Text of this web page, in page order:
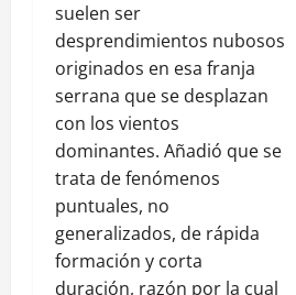
suelen ser
desprendimientos nubosos
originados en esa franja
serrana que se desplazan
con los vientos
dominantes. Añadió que se
trata de fenómenos
puntuales, no
generalizados, de rápida
formación y corta
duración, razón por la cual